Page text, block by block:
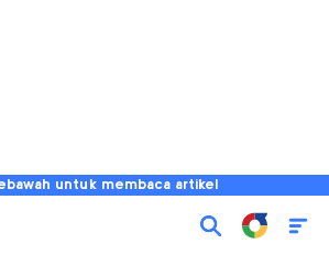
untuk membaca artikel